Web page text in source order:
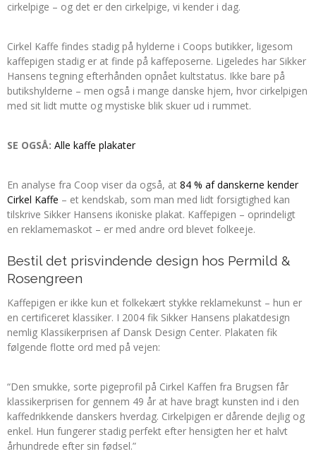
cirkelpige – og det er den cirkelpige, vi kender i dag.
Cirkel Kaffe findes stadig på hylderne i Coops butikker, ligesom
kaffepigen stadig er at finde på kaffeposerne. Ligeledes har Sikker
Hansens tegning efterhånden opnået kultstatus. Ikke bare på
butikshylderne – men også i mange danske hjem, hvor cirkelpigen
med sit lidt mutte og mystiske blik skuer ud i rummet.
SE OGSÅ: Alle kaffe plakater
En analyse fra Coop viser da også, at 84 % af danskerne kender
Cirkel Kaffe – et kendskab, som man med lidt forsigtighed kan
tilskrive Sikker Hansens ikoniske plakat. Kaffepigen – oprindeligt
en reklamemaskot – er med andre ord blevet folkeeje.
Bestil det prisvindende design hos Permild &
Rosengreen
Kaffepigen er ikke kun et folkekært stykke reklamekunst – hun er
en certificeret klassiker. I 2004 fik Sikker Hansens plakatdesign
nemlig Klassikerprisen af Dansk Design Center. Plakaten fik
følgende flotte ord med på vejen:
“Den smukke, sorte pigeprofil på Cirkel Kaffen fra Brugsen får
klassikerprisen for gennem 49 år at have bragt kunsten ind i den
kaffedrikkende danskers hverdag. Cirkelpigen er dårende dejlig og
enkel. Hun fungerer stadig perfekt efter hensigten her et halvt
århundrede efter sin fødsel.”